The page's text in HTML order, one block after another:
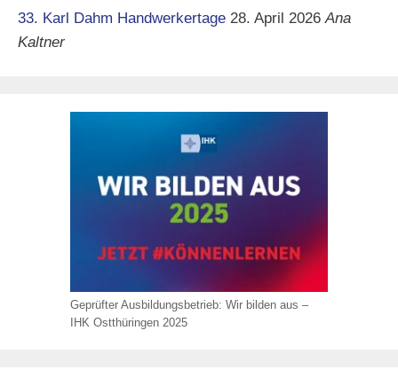
33. Karl Dahm Handwerkertage 28. April 2026 Ana
Kaltner
Geprüfter Ausbildungsbetrieb: Wir bilden aus –
IHK Ostthüringen 2025